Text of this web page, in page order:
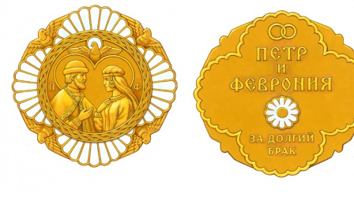
Перейти к основному содержанию